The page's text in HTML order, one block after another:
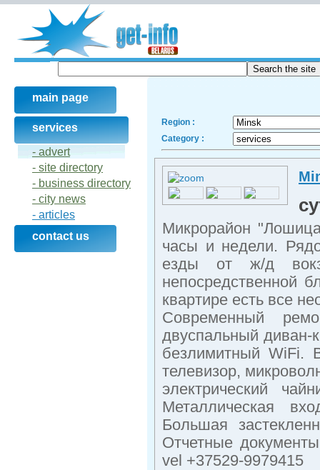
main page
services
- advert
- site directory
- business directory
- city news
- articles
contact us
Region :
Category :
Микрорайон
часы и недели.
езды от ж/д
непосредственной
квартире есть все
Современный
двуспальный диван-
безлимитный WiFi.
телевизор,
электрический
Металлическая
Большая
Отчетные
vel +37529-9979415